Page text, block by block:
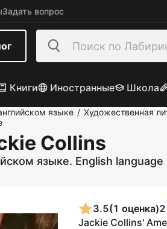
Задать вопрос
Книги Иностранные Школа
языке / Художественная
Collins
языке. English language
3.5(1 оценка)
Jackie Collins'